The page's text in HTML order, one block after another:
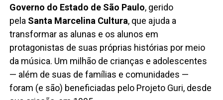
Governo do Estado de São Paulo, gerido
pela Santa Marcelina Cultura, que ajuda a
transformar as alunas e os alunos em
protagonistas de suas próprias histórias por meio
da música. Um milhão de crianças e adolescentes
— além de suas de famílias e comunidades —
foram (e são) beneficiadas pelo Projeto Guri, desde